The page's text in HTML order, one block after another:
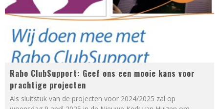
Rabo ClubSupport: Geef ons een mooie kans voor
prachtige projecten
Als sluitstuk van de projecten voor 2024/2025 zal op